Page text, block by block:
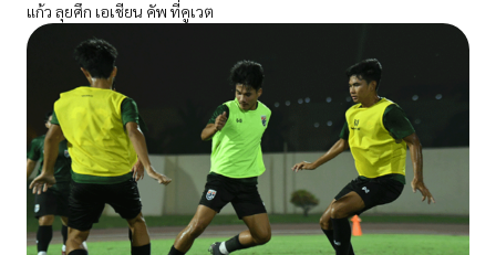
แก้ว ลุยศึก เอเชียน คัพ ที่คูเวต